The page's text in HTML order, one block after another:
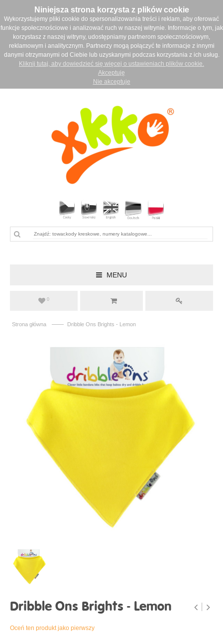
Niniejsza strona korzysta z plików cookie
Wykorzystujemy pliki cookie do spersonalizowania treści i reklam, aby oferować
funkcje społecznościowe i analizować ruch w naszej witrynie. Informacje o tym, jak
korzystasz z naszej witryny, udostępniamy partnerom społecznościowym,
reklamowym i analitycznym. Partnerzy mogą połączyć te informacje z innymi
danymi otrzymanymi od Ciebie lub uzyskanymi podczas korzystania z ich usług.
Kliknij tutaj, aby dowiedzieć się więcej o ustawieniach plików cookie.
Akceptuję
Nie akceptuje
MENU
0
Strona główna —— Dribble Ons Brights - Lemon
Dribble Ons Brights - Lemon
Oceń ten produkt jako pierwszy